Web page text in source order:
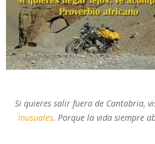
Si quieres salir fuera de Cantabria,
Inusuales. Porque la vida siempre